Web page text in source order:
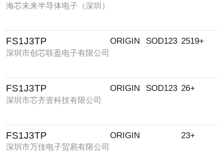
海芯未来半导体电子（深圳）
FS1J3TP
深圳市创芯联盈电子有限公司
ORIGIN SOD123 2519+
FS1J3TP
深圳市芯齐壹科技有限公司
ORIGIN SOD123 26+
FS1J3TP
深圳市万佳电子贸易有限公司
ORIGIN 23+